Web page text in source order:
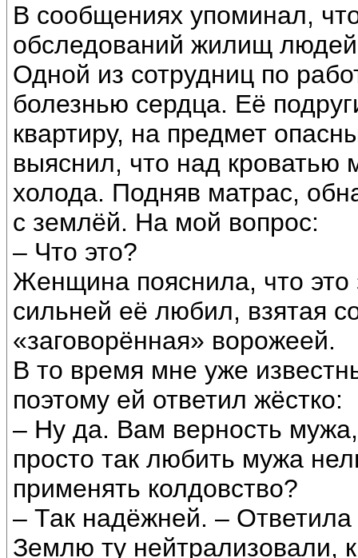
В сообщениях упоминал,
обследований жилищ
Одной из сотрудниц по
болезнью сердца. Её
квартиру, на предмет
выяснил, что над кроватью
холода. Подняв матрас,
с землёй. На мой вопрос:
– Что это?
Женщина пояснила, что это
сильней её любил, взятая
«заговорённая» ворожеей.
В то время мне уже
поэтому ей ответил жёстко:
– Ну да. Вам верность
просто так любить мужа
применять колдовство?
– Так надёжней. –
Землю ту нейтрализовали,